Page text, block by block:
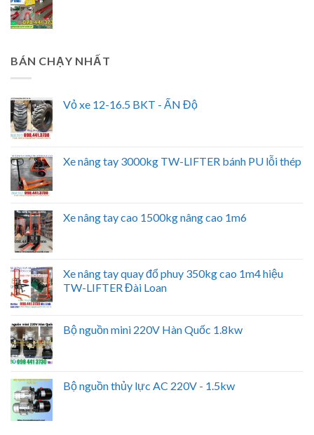
BÁN CHẠY NHẤT
Vỏ xe 12-16.5 BKT - ẤN Độ
Xe nâng tay 3000kg TW-LIFTER bánh PU lỗi thép
Xe nâng tay cao 1500kg nâng cao 1m6
Xe nâng tay quay đổ phuy 350kg cao 1m4 hiệu
TW-LIFTER Đài Loan
Bộ nguồn mini 220V Hàn Quốc 1.8kw
Bộ nguồn thủy lực AC 220V - 1.5kw